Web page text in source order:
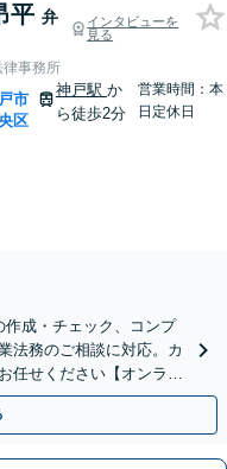
平 弁
インタビューを
見る
律事務所
市
区
神戸駅 か
ら徒歩2分
営業時間：本
日定休日
作成・チェック、コンプ
法務のご相談に対応。カ
任せください【オンライ
】